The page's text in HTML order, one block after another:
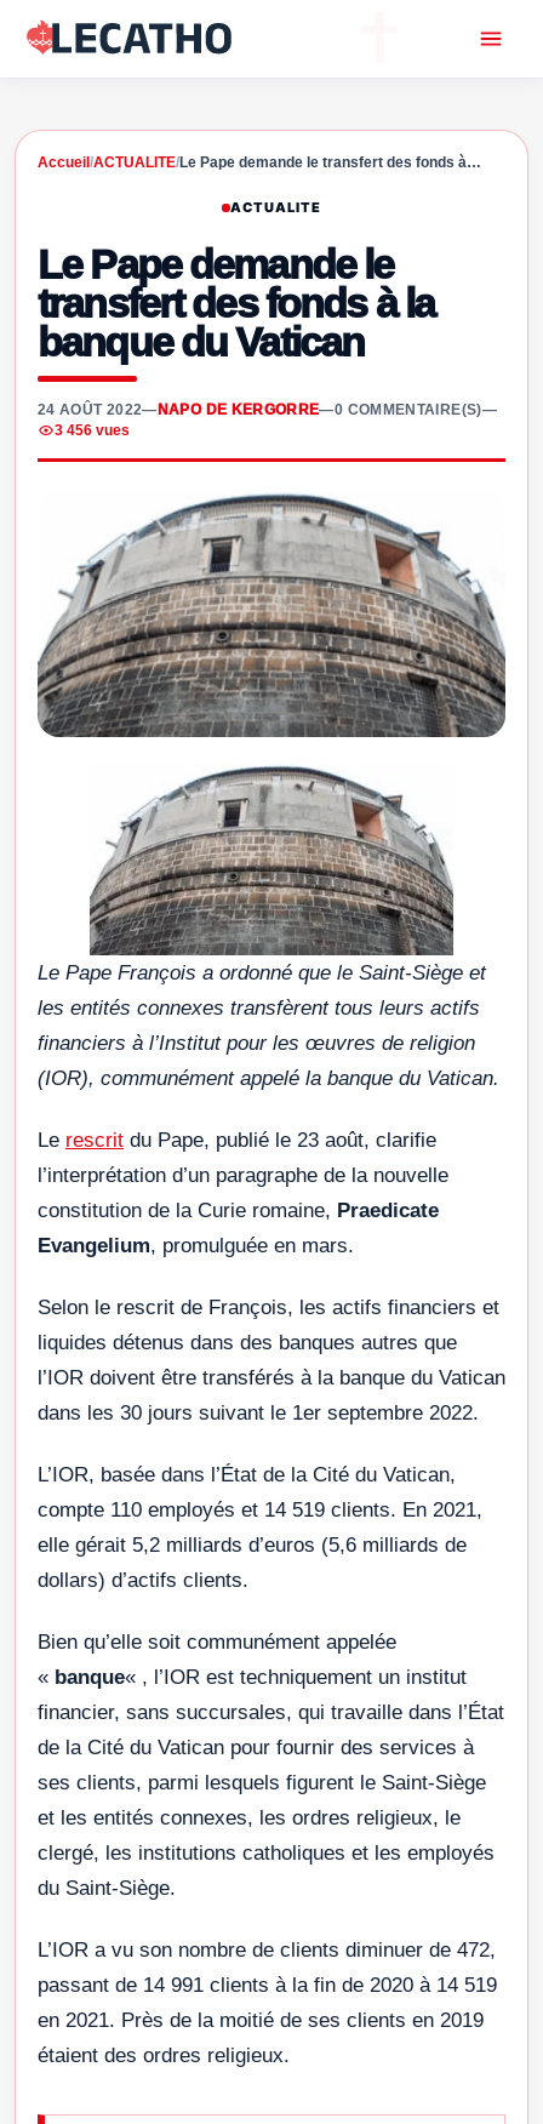
Accueil /ACTUALITE/Le Pape demande le transfert des fonds à…
ACTUALITE
Le Pape demande le
transfert des fonds à la
banque du Vatican
24 AOÛT 2022— NAPO DE KERGORRE—0 COMMENTAIRE(S)—
3 456 vues
Le Pape François a ordonné que le Saint-Siège et
les entités connexes transfèrent tous leurs actifs
financiers à l’Institut pour les œuvres de religion
(IOR), communément appelé la banque du Vatican.
Le rescrit du Pape, publié le 23 août, clarifie
l’interprétation d’un paragraphe de la nouvelle
constitution de la Curie romaine, Praedicate
Evangelium, promulguée en mars.
Selon le rescrit de François, les actifs financiers et
liquides détenus dans des banques autres que
l’IOR doivent être transférés à la banque du Vatican
dans les 30 jours suivant le 1er septembre 2022.
L’IOR, basée dans l’État de la Cité du Vatican,
compte 110 employés et 14 519 clients. En 2021,
elle gérait 5,2 milliards d’euros (5,6 milliards de
dollars) d’actifs clients.
Bien qu’elle soit communément appelée
« banque« , l’IOR est techniquement un institut
financier, sans succursales, qui travaille dans l’État
de la Cité du Vatican pour fournir des services à
ses clients, parmi lesquels figurent le Saint-Siège
et les entités connexes, les ordres religieux, le
clergé, les institutions catholiques et les employés
du Saint-Siège.
L’IOR a vu son nombre de clients diminuer de 472,
passant de 14 991 clients à la fin de 2020 à 14 519
en 2021. Près de la moitié de ses clients en 2019
étaient des ordres religieux.